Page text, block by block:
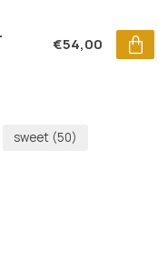
€54,00
sweet (50)